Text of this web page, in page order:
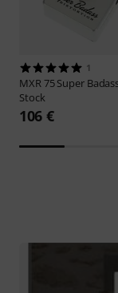
1
MXR75 Super
Stock
106 €